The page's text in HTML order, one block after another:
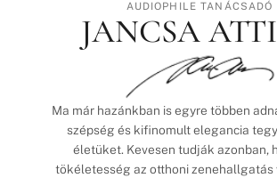
AUDIOPHILE TANÁCSADÓ
JANCSA
Ma már hazánkban is egyre többen
szépség és kifinomult elegancia
életüket. Kevesen tudják azonban,
tökéletesség az otthoni zenehallgatás